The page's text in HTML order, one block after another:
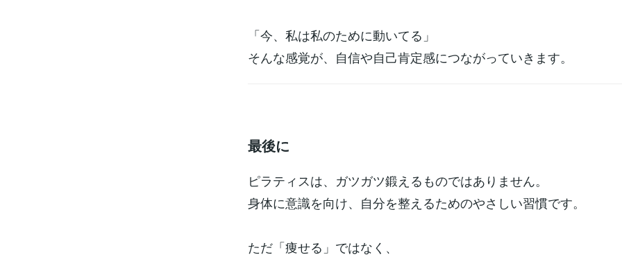
「今、私は私のために動いてる」
そんな感覚が、自信や自己肯定感につながっていきます。
最後に
ピラティスは、ガツガツ鍛えるものではありません。
身体に意識を向け、自分を整えるためのやさしい習慣です。
ただ「痩せる」ではなく、